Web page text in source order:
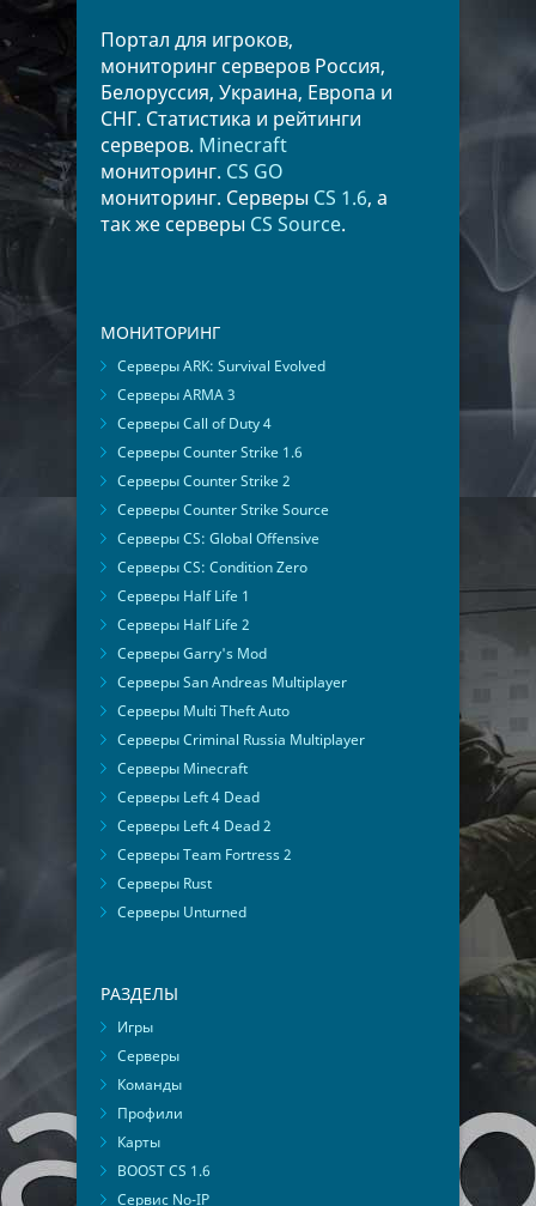
Портал для игроков,
мониторинг серверов Россия,
Белоруссия, Украина, Европа и
СНГ. Статистика и рейтинги
серверов. Minecraft
мониторинг. CS GO
мониторинг. Серверы CS 1.6, а
так же серверы CS Source.
МОНИТОРИНГ
Серверы ARK: Survival Evolved
Серверы ARMA 3
Серверы Call of Duty 4
Серверы Counter Strike 1.6
Серверы Counter Strike 2
Серверы Counter Strike Source
Серверы CS: Global Offensive
Серверы CS: Condition Zero
Серверы Half Life 1
Серверы Half Life 2
Серверы Garry's Mod
Серверы San Andreas Multiplayer
Серверы Multi Theft Auto
Серверы Criminal Russia Multiplayer
Серверы Minecraft
Серверы Left 4 Dead
Серверы Left 4 Dead 2
Серверы Team Fortress 2
Серверы Rust
Серверы Unturned
РАЗДЕЛЫ
Игры
Серверы
Команды
Профили
Карты
BOOST CS 1.6
Сервис No-IP